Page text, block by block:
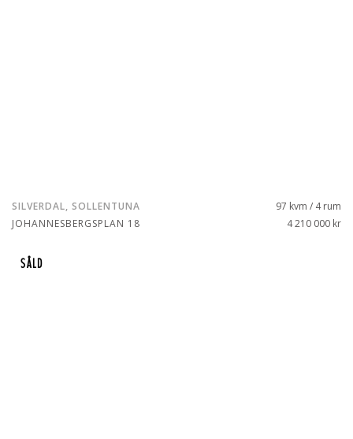
SILVERDAL, SOLLENTUNA
JOHANNESBERGSPLAN 18
97 kvm / 4 rum
4 210 000 kr
SÅLD